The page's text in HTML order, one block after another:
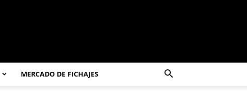
MERCADO DE FICHAJES